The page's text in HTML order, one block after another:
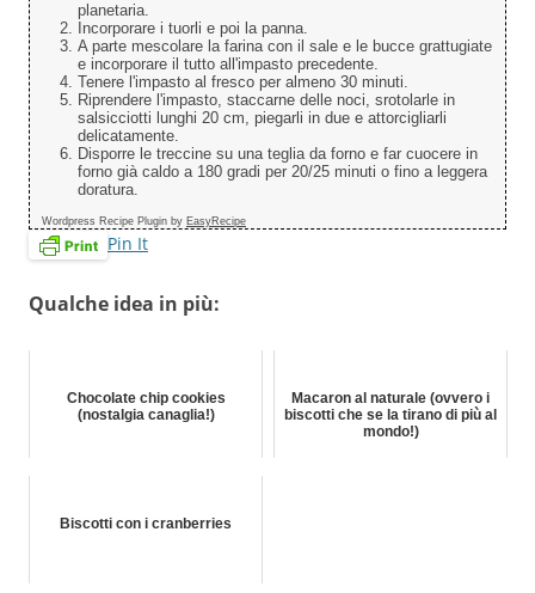
planetaria.
Incorporare i tuorli e poi la panna.
A parte mescolare la farina con il sale e le bucce grattugiate
e incorporare il tutto all'impasto precedente.
Tenere l'impasto al fresco per almeno 30 minuti.
Riprendere l'impasto, staccarne delle noci, srotolarle in
salsicciotti lunghi 20 cm, piegarli in due e attorcigliarli
delicatamente.
Disporre le treccine su una teglia da forno e far cuocere in
forno già caldo a 180 gradi per 20/25 minuti o fino a leggera
doratura.
Wordpress Recipe Plugin by EasyRecipe
Pin It
Qualche idea in più:
Chocolate chip cookies
(nostalgia canaglia!)
Macaron al naturale (ovvero i
biscotti che se la tirano di più al
mondo!)
Biscotti con i cranberries